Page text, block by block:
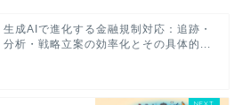
生成AIで進化する金融規制対応：追跡・
分析・戦略立案の効率化とその具体的...